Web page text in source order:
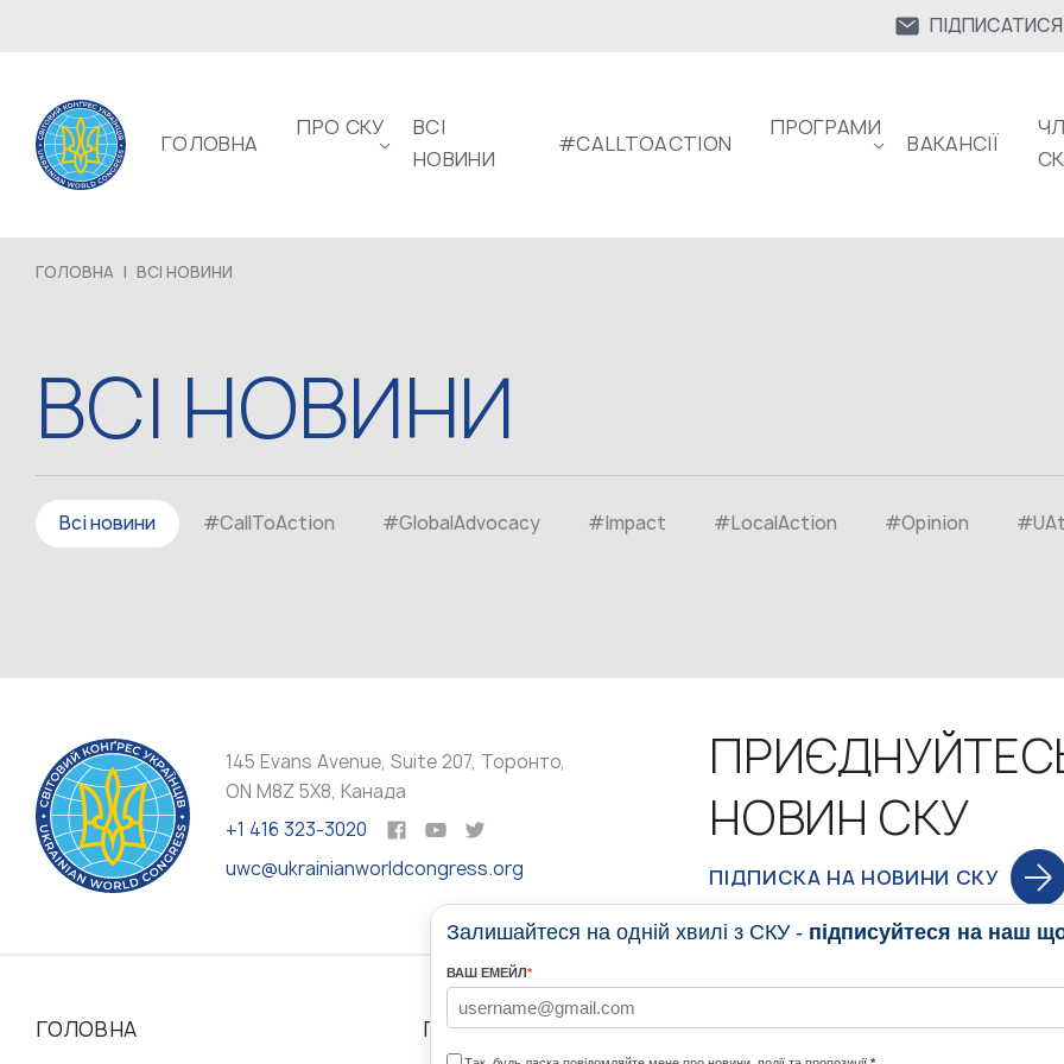
ГОЛОВНА
ПРО СКУ
ВСІ
НОВИНИ
#CALLTOACTION
ПРОГРАМИ
ВАКАНСІЇ
ГОЛОВНА | ВСІ НОВИНИ
ВСІ НОВИНИ
Всі новини #CallToAction #GlobalAdvocacy #Impact #LocalAction #Opinion
145 Evans Avenue, Suite 207, Торонто,
ON M8Z 5X8, Канада
+1 416 323-3020
uwc@ukrainianworldcongress.org
НОВИН СКУ
ПІДПИСКА НА НОВИНИ СКУ
ГОЛОВНА ПРО НАС НОВИНИ
Залишайтеся на одній хвилі з СКУ - підписуйтеся на наш
ВАШ ЕМЕЙЛ*